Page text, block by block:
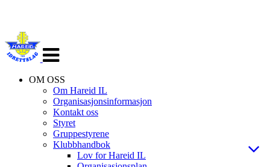
navigasjon
OM OSS
Om Hareid IL
Organisasjonsinformasjon
Kontakt oss
Styret
Gruppestyrene
Klubbhandbok
Lov for Hareid IL